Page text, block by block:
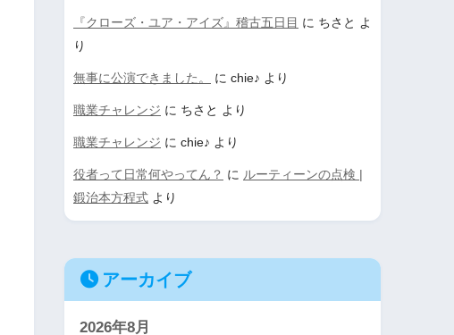
『クローズ・ユア・アイズ』稽古五日目 に ちさと よ
り
無事に公演できました。 に chie♪ より
職業チャレンジ に ちさと より
職業チャレンジ に chie♪ より
役者って日常何やってん？ に ルーティーンの点検 |
鍛治本方程式 より
アーカイブ
2026年8月